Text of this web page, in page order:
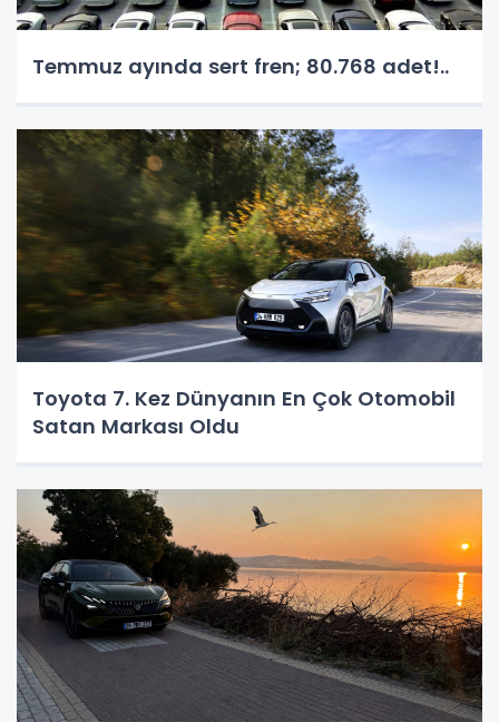
Temmuz ayında sert fren; 80.768 adet!..
Toyota 7. Kez Dünyanın En Çok Otomobil
Satan Markası Oldu